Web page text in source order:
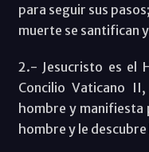
para seguir sus
muerte se santifican
2.- Jesucristo es el
Concilio Vaticano
hombre y manifiesta
hombre y le